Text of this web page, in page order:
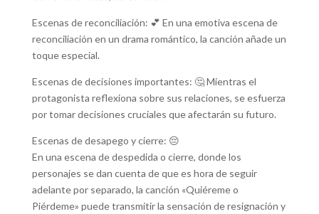
Escenas de reconciliación: 💕 En una emotiva escena de
reconciliación en un drama romántico, la canción añade un
toque especial.
Escenas de decisiones importantes: 🤔 Mientras el
protagonista reflexiona sobre sus relaciones, se esfuerza
por tomar decisiones cruciales que afectarán su futuro.
Escenas de desapego y cierre: 😔
En una escena de despedida o cierre, donde los
personajes se dan cuenta de que es hora de seguir
adelante por separado, la canción «Quiéreme o
Piérdeme» puede transmitir la sensación de resignación y